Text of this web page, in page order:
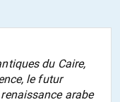
du Caire,
le futur
arabe